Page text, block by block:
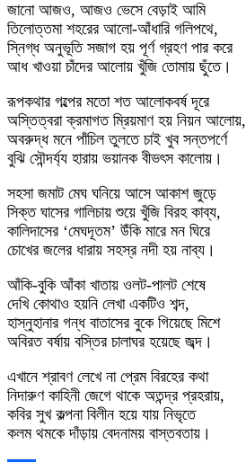
জানো আজও, আজও ভেসে বেড়াই আমি
তিলোত্তমা শহরের আলো-আঁধারি গলিপথে,
স্নিগ্ধ অনুভূতি সজাগ হয় পূর্ণ গ্রহণ পার করে
আধ খাওয়া চাঁদের আলোয় খুঁজি তোমায় ছুঁতে।
রূপকথার গল্পের মতো শত আলোকবর্ষ দূরে
অস্তিত্বরা ক্রমাগত ম্রিয়মাণ হয় নিয়ন আলোয়,
অবরুদ্ধ মনে পাঁচিল তুলতে চাই খুব সন্তপর্ণে
বুঝি সৌন্দর্য্য হারায় ভয়ানক বীভৎস কালোয়।
সহসা জমাট মেঘ ঘনিয়ে আসে আকাশ জুড়ে
সিক্ত ঘাসের গালিচায় শুয়ে খুঁজি বিরহ কাব্য,
কালিদাসের ‘মেঘদূতম’ উঁকি মারে মন ঘিরে
চোখের জলের ধারায় সহস্র নদী হয় নাব্য।
আঁকি-বুকি আঁকা খাতায় ওলট-পালট শেষে
দেখি কোথাও হয়নি লেখা একটিও শব্দ,
হাস্নুহানার গন্ধ বাতাসের বুকে গিয়েছে মিশে
অবিরত বর্ষায় বস্তির চালাঘর হয়েছে জব্দ।
এখানে শ্রাবণ লেখে না প্রেম বিরহের কথা
নিদারুণ কাহিনী জেগে থাকে অতন্দ্র প্রহরায়,
কবির সুখ কল্পনা বিলীন হয়ে যায় নিভৃতে
কলম থমকে দাঁড়ায় বেদনাময় বাস্তবতায়।